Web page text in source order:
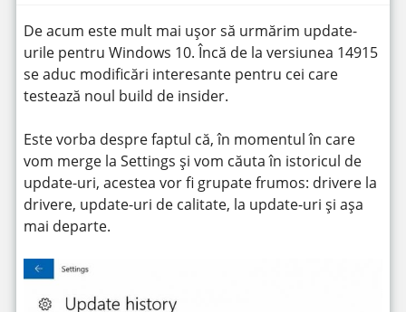
De acum este mult mai ușor să urmărim update-
urile pentru Windows 10. Încă de la versiunea 14915
se aduc modificări interesante pentru cei care
testează noul build de insider.
Este vorba despre faptul că, în momentul în care
vom merge la Settings și vom căuta în istoricul de
update-uri, acestea vor fi grupate frumos: drivere la
drivere, update-uri de calitate, la update-uri și așa
mai departe.